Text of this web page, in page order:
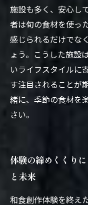
施設も多く、安心し
者は旬の食材を使っ
感じられるだけでな
ょう。こうした施設
いライフスタイルに
す注目されることが
緒に、季節の食材を
さい。
体験の締めくくり
と未来
和食創作体験を終え